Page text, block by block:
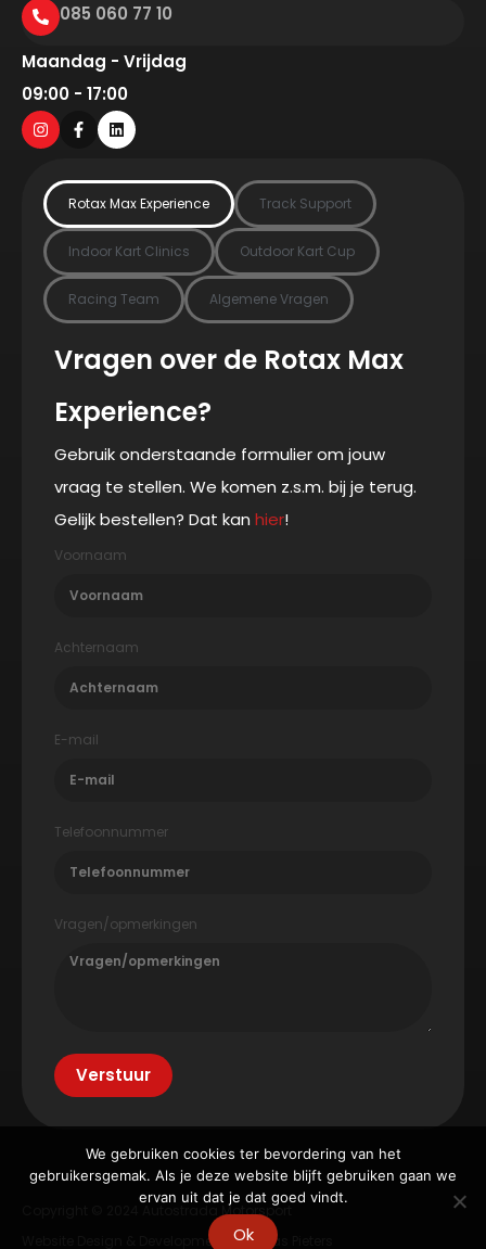
085 060 77 10
Maandag - Vrijdag
09:00 - 17:00
Rotax Max Experience Track Support
Indoor Kart Clinics Outdoor Kart Cup
Racing Team Algemene Vragen
Vragen over de Rotax Max
Experience?
Gebruik onderstaande formulier om jouw
vraag te stellen. We komen z.s.m. bij je terug.
Gelijk bestellen? Dat kan hier!
Voornaam
Achternaam
E-mail
Telefoonnummer
Vragen/opmerkingen
Verstuur
Copyright © 2024 Autostrada Motorsport
Website Design & Development: Thomas Pieters
We gebruiken cookies ter bevordering van het
gebruikersgemak. Als je deze website blijft gebruiken gaan we
ervan uit dat je dat goed vindt.
Ok